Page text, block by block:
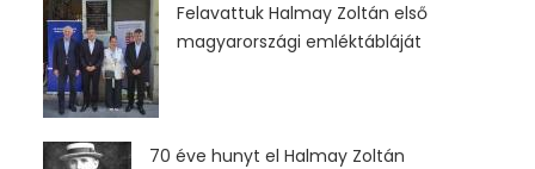
Felavattuk Halmay Zoltán első
magyarországi emléktábláját
70 éve hunyt el Halmay Zoltán